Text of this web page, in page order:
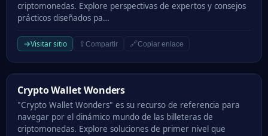
criptomonedas. Explore perspectivas de expertos y consejos
prácticos diseñados pa…
→Visitar sitio ⇪ Compartir 🔗Copiar enlace
Crypto Wallet Wonders
Crypto Wallet Wonders
"Crypto Wallet Wonders" es su recurso de referencia para
navegar por el dinámico mundo de las billeteras de
criptomonedas. Explore soluciones de primer nivel que